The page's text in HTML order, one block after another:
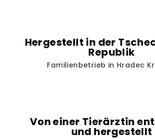
Hergestellt in der
Republik
Familienbetrieb in Hradec
Von einer Tierärztin
und hergestellt